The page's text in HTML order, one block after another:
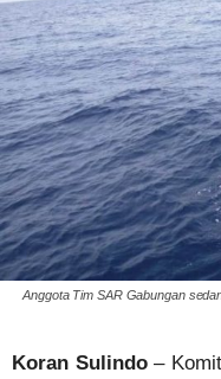
Anggota Tim SAR Gabungan
Koran Sulindo –